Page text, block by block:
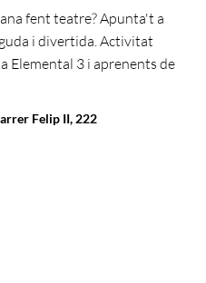
fent teatre? Apunta't a
i divertida. Activitat
Elemental 3 i aprenents de
Felip II, 222